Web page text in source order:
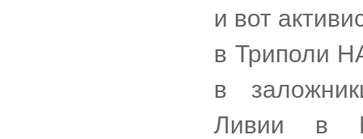
и вот
в Триполи
в
Ливии в